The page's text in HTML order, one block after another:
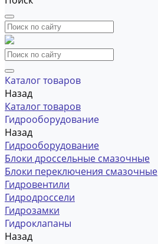
Каталог товаров
Назад
Каталог товаров
Гидрооборудование
Назад
Гидрооборудование
Блоки дроссельные смазочные
Блоки переключения смазочные
Гидровентили
Гидродроссели
Гидрозамки
Гидроклапаны
Назад